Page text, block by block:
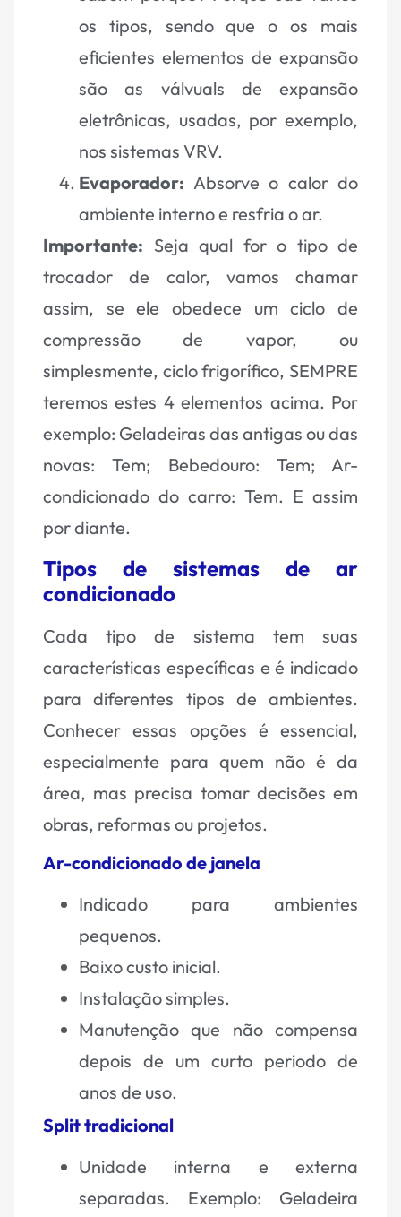
os tipos, sendo que o os mais
eficientes elementos de expansão
são as válvuals de expansão
eletrônicas, usadas, por exemplo,
nos sistemas VRV.
Evaporador: Absorve o calor do
ambiente interno e resfria o ar.
Importante: Seja qual for o tipo de
trocador de calor, vamos chamar
assim, se ele obedece um ciclo de
compressão de vapor, ou
simplesmente, ciclo frigorífico, SEMPRE
teremos estes 4 elementos acima. Por
exemplo: Geladeiras das antigas ou das
novas: Tem; Bebedouro: Tem; Ar-
condicionado do carro: Tem. E assim
por diante.
Tipos de sistemas de ar
condicionado
Cada tipo de sistema tem suas
características específicas e é indicado
para diferentes tipos de ambientes.
Conhecer essas opções é essencial,
especialmente para quem não é da
área, mas precisa tomar decisões em
obras, reformas ou projetos.
Ar-condicionado de janela
Indicado para ambientes
pequenos.
Baixo custo inicial.
Instalação simples.
Manutenção que não compensa
depois de um curto periodo de
anos de uso.
Split tradicional
Unidade interna e externa
separadas. Exemplo: Geladeira